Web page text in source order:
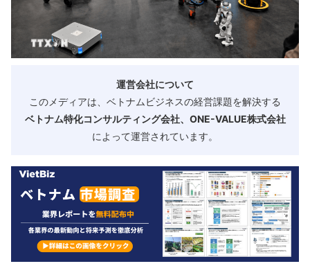
運営会社について
このメディアは、ベトナムビジネスの経営課題を解決する
ベトナム特化コンサルティング会社、ONE-VALUE株式会社
によって運営されています。